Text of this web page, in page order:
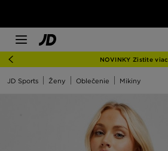
NOVINKY Zistite viac
JD Sports Ženy Oblečenie Mikiny